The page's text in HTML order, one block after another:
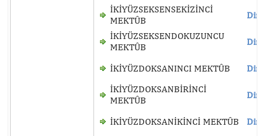
İKİYÜZSEKSENSEKİZİNCİ
MEKTÛB
İKİYÜZSEKSENDOKUZUNCU
MEKTÛB
İKİYÜZDOKSANINCI MEKTÛB
İKİYÜZDOKSANBİRİNCİ
MEKTÛB
İKİYÜZDOKSANİKİNCİ MEKTÛB